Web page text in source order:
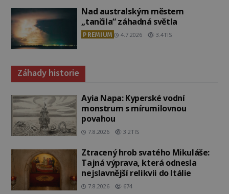
Nad australským městem
„tančila“ záhadná světla
PREMIUM 4.7.2026 3.4TIS
Záhady historie
Ayia Napa: Kyperské vodní
monstrum s mírumilovnou
povahou
7.8.2026 3.2TIS
Ztracený hrob svatého Mikuláše:
Tajná výprava, která odnesla
nejslavnější relikvii do Itálie
7.8.2026 674